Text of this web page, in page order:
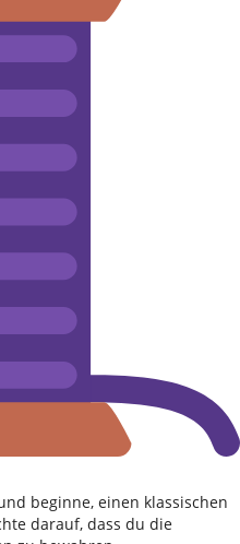
beginne, einen klassischen
darauf, dass du die